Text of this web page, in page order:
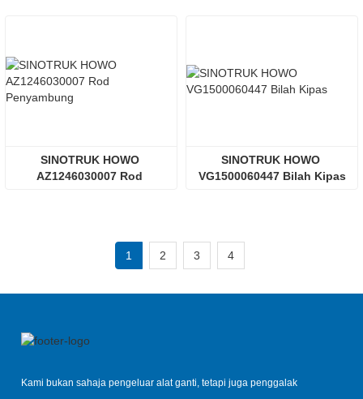
SINOTRUK HOWO
AZ1246030007 Rod
SINOTRUK HOWO
VG1500060447 Bilah Kipas
1 2 3 4
Kami bukan sahaja pengeluar alat ganti, tetapi juga penggalak